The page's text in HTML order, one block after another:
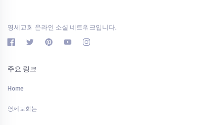
영세교회 온라인 소셜 네트워크입니다.
주요 링크
Home
영세교회는